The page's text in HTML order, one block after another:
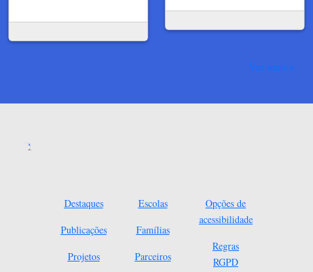
Ver mais
Destaques
Publicações
Projetos
Escolas
Famílias
Parceiros
Opções de
acessibilidade
Regras
RGPD